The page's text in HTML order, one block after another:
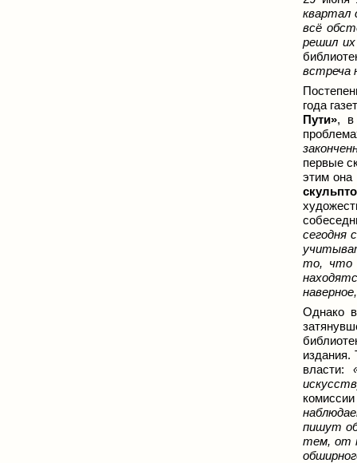
квартал
всё
решил
встреча
года
Пути», в
первые
этим она
сегодня
то, что
Однако
издания.
власти:
пишут
тем, от